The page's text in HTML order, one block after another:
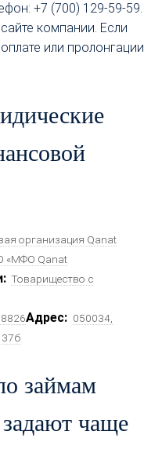
+7 (700) 129-59-59.
компании. Если
или пролонгации
организация Qanat
«МФО Qanat
Товарищество с
Адрес: 050034,
37б
займам
чаще